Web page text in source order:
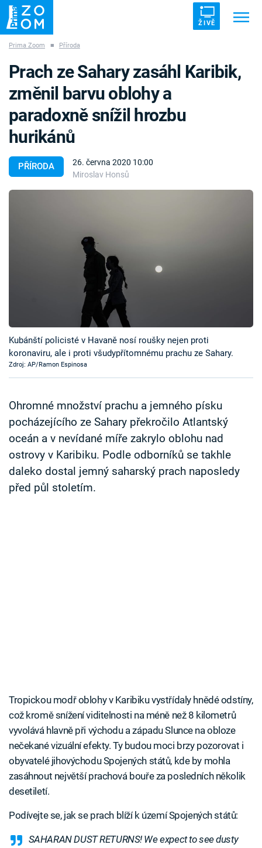
ŽIVĚ
ZÁHADY VETŘELCI DÁVNOVĚKU
Témata
Témata
Sledujte prima+
Přihlášení
Prima Zoom ■ Příroda
PŘÍRODA
26. června 2020 10:00
Miroslav Honsů
Prach ze Sahary zasáhl Karibik,
změnil barvu oblohy a
paradoxně snížil hrozbu
hurikánů
Kubánští policisté v Havaně nosí roušky nejen proti
koronaviru, ale i proti všudypřítomnému prachu ze Sahary.
Zdroj: AP/Ramon Espinosa
Ohromné množství prachu a jemného písku
pocházejícího ze Sahary překročilo Atlantský
oceán a v nevídané míře zakrylo oblohu nad
ostrovy v Karibiku. Podle odborníků se takhle
daleko dostal jemný saharský prach naposledy
před půl stoletím.
Tropickou modř oblohy v Karibiku vystřídaly hnědé odstíny,
což kromě snížení viditelnosti na méně než 8 kilometrů
vyvolává hlavně při východu a západu Slunce na obloze
nečekané vizuální efekty. Ty budou moci brzy pozorovat i
obyvatelé jihovýchodu Spojených států, kde by mohla
zasáhnout největší prachová bouře za posledních několik
desetiletí.
Podívejte se, jak se prach blíží k území Spojených států:
SAHARAN DUST RETURNS! We expect to see dusty